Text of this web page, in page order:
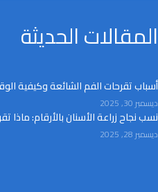
المقالات الحديثة
أسباب تقرحات الفم الشائعة وكيفية
ديسمبر 30, 2025
نسب نجاح زراعة الأسنان بالأرقام: ماذا
ديسمبر 28, 2025